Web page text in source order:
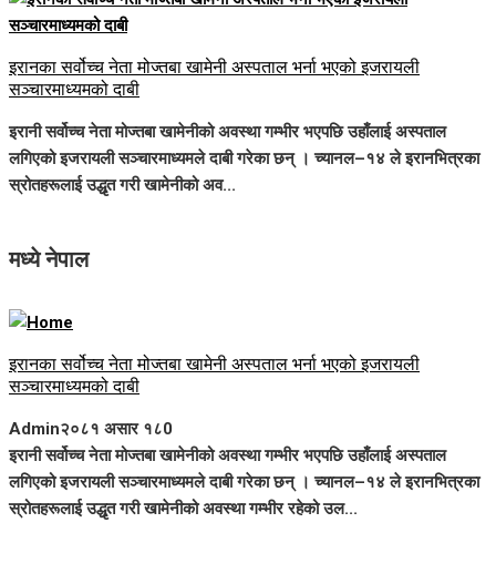
इरानका सर्वोच्च नेता मोज्तबा खामेनी अस्पताल भर्ना भएको इजरायली
सञ्चारमाध्यमको दाबी
इरानी सर्वोच्च नेता मोज्तबा खामेनीको अवस्था गम्भीर भएपछि उहाँलाई अस्पताल
लगिएको इजरायली सञ्चारमाध्यमले दाबी गरेका छन् । च्यानल–१४ ले इरानभित्रका
स्रोतहरूलाई उद्धृत गरी खामेनीको अव...
मध्ये नेपाल
इरानका सर्वोच्च नेता मोज्तबा खामेनी अस्पताल भर्ना भएको इजरायली
सञ्चारमाध्यमको दाबी
Admin२०८१ असार १८0
इरानी सर्वोच्च नेता मोज्तबा खामेनीको अवस्था गम्भीर भएपछि उहाँलाई अस्पताल
लगिएको इजरायली सञ्चारमाध्यमले दाबी गरेका छन् । च्यानल–१४ ले इरानभित्रका
स्रोतहरूलाई उद्धृत गरी खामेनीको अवस्था गम्भीर रहेको उल...